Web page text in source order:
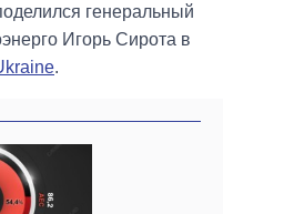
генеральный
Игорь Сирота в
.